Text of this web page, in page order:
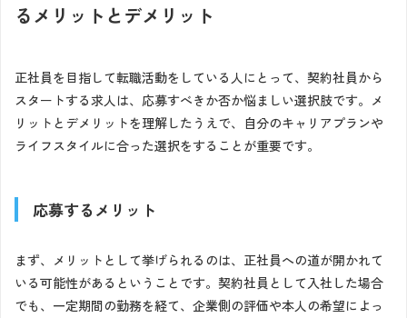
るメリットとデメリット
正社員を目指して転職活動をしている人にとって、契約社員から
スタートする求人は、応募すべきか否か悩ましい選択肢です。メ
リットとデメリットを理解したうえで、自分のキャリアプランや
ライフスタイルに合った選択をすることが重要です。
応募するメリット
まず、メリットとして挙げられるのは、正社員への道が開かれて
いる可能性があるということです。契約社員として入社した場合
でも、一定期間の勤務を経て、企業側の評価や本人の希望によっ